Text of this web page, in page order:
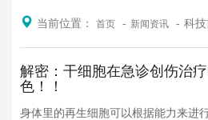
当前位置： 首页 新闻资讯 科
解密：干细胞在急诊创伤治
色！！
身体里的再生细胞可以根据能力来进